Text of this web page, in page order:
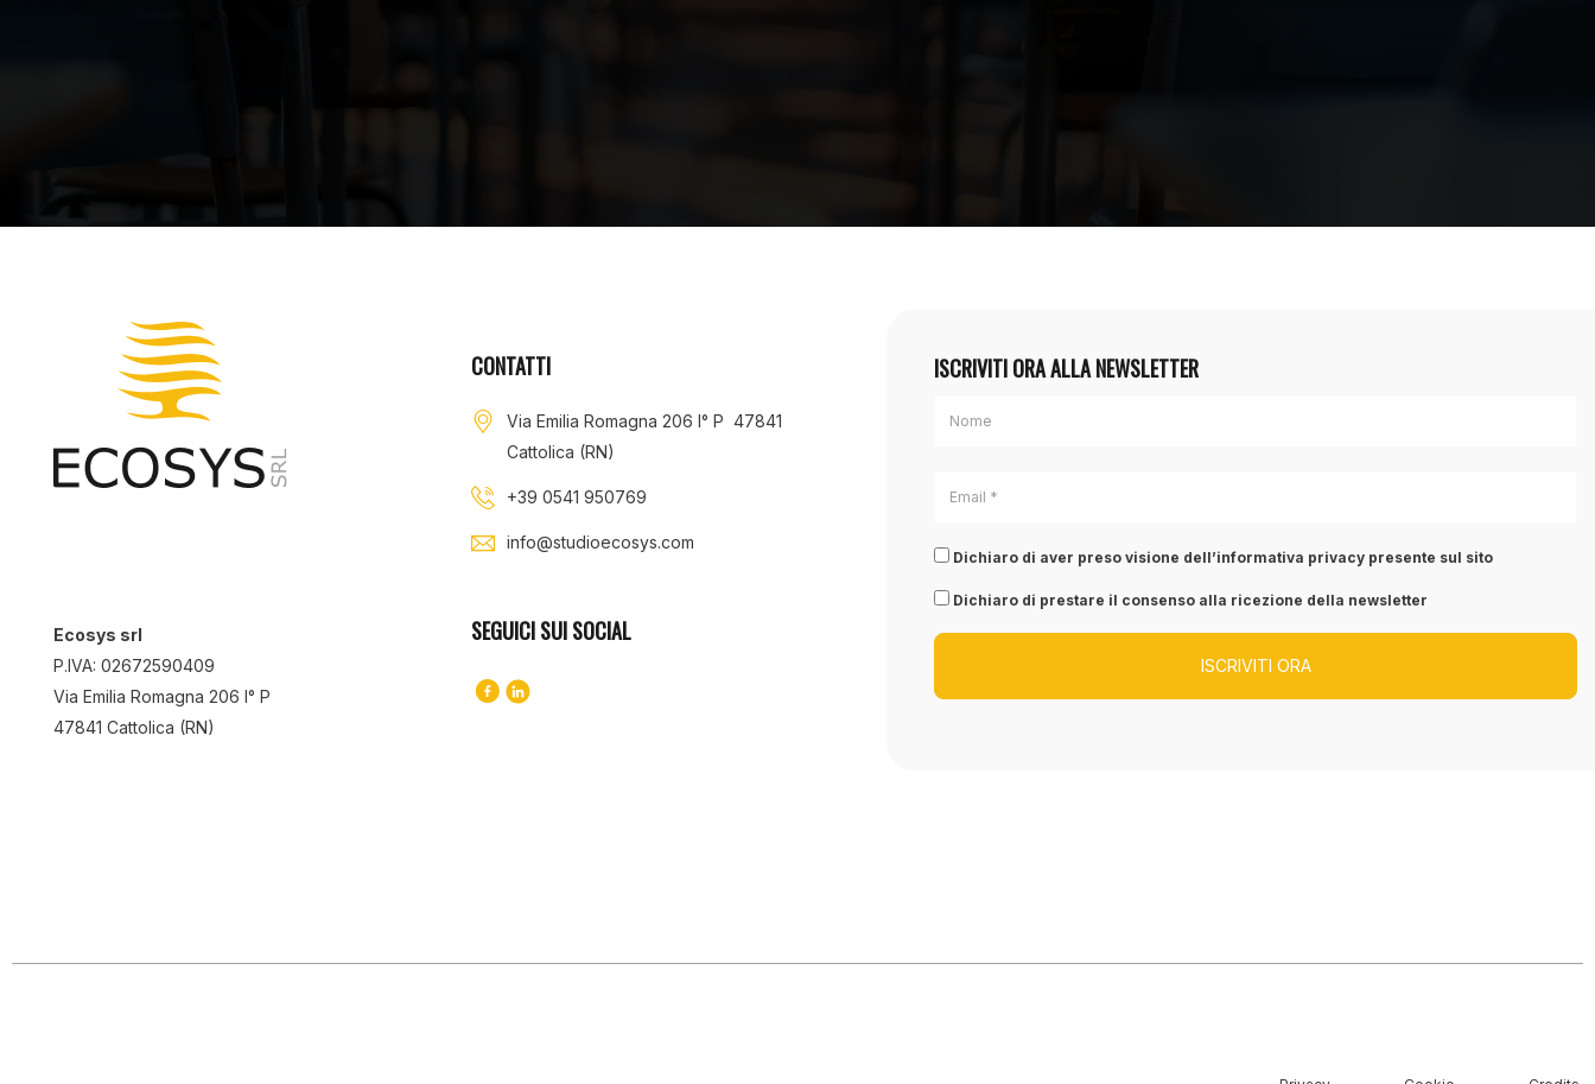
Ecosys srl
P.IVA: 02672590409
Via Emilia Romagna 206 I° P
47841 Cattolica (RN)
CONTATTI
Via Emilia Romagna 206 I° P 47841
Cattolica (RN)
+39 0541 950769
info@studioecosys.com
SEGUICI SUI SOCIAL
ISCRIVITI ORA ALLA NEWSLETTER
Dichiaro di aver preso visione dell’informativa privacy presente sul sito
Dichiaro di prestare il consenso alla ricezione della newsletter